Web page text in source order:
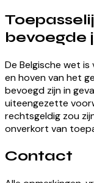
bevoegde
De Belgische wet
en hoven van het
bevoegd zijn in
uiteengezette
rechtsgeldig zou
onverkort van
Contact